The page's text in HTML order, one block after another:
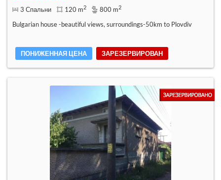
3 Спальни 120 m2 800 m2
Bulgarian house -beautiful views, surroundings-50km to Plovdiv
ПОНИЖЕННАЯ ЦЕНА ЗАРЕЗЕРВИРОВАН